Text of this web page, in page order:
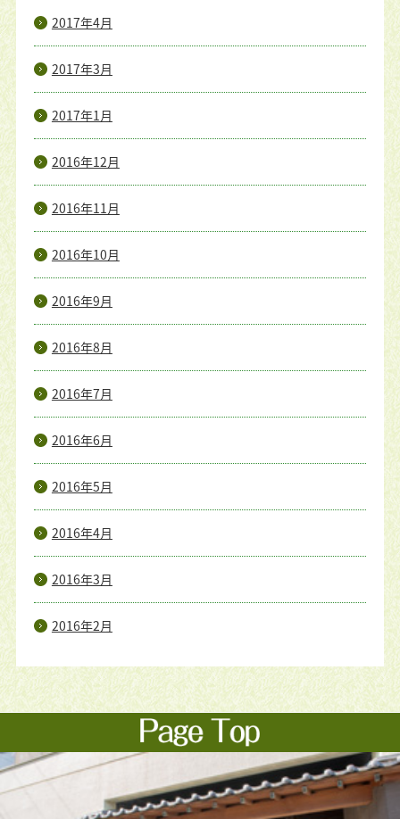
2017年4月
2017年3月
2017年1月
2016年12月
2016年11月
2016年10月
2016年9月
2016年8月
2016年7月
2016年6月
2016年5月
2016年4月
2016年3月
2016年2月